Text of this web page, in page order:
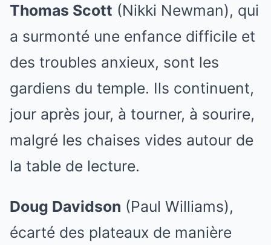
Thomas Scott (Nikki Newman), qui
a surmonté une enfance difficile et
des troubles anxieux, sont les
gardiens du temple. Ils continuent,
jour après jour, à tourner, à sourire,
malgré les chaises vides autour de
la table de lecture.
Doug Davidson (Paul Williams),
écarté des plateaux de manière